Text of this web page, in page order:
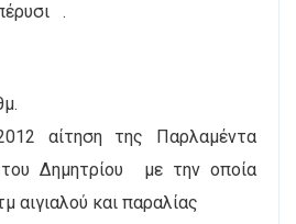
.
αίτηση της Παρλαμέντα
Δημητρίου
με την οποία
αιγιαλού και παραλίας